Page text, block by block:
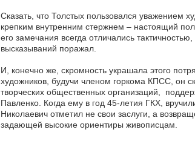
Сказать, что Толстых пользовался уважением
крепким внутренним стержнем – настоящий
его замечания всегда отличались
высказываний поражал.
И, конечно же, скромность украшала этого
художников, будучи членом горкома КПСС, он
творческих общественных организаций,
Павленко. Когда ему в год 45-летия ГКХ,
Николаевич отметил не свои заслуги, а
задающей высокие ориентиры живописцам.